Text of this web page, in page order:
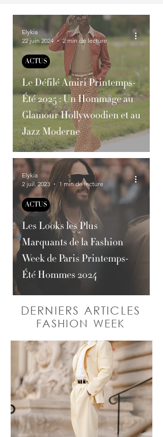
Le Défilé Amiri Printemps-
Été 2025 : Un Hommage au
Glamour Hollywoodien et au
Jazz Moderne
ACTUS
Elykia
22 juin 2024
2 min de lecture
Les Looks les Plus
Marquants de la Fashion
Week de Paris Printemps-
Été Hommes 2024
ACTUS
Elykia
2 juil. 2023
1 min de lecture
DERNIERS ARTICLES
FASHION WEEK